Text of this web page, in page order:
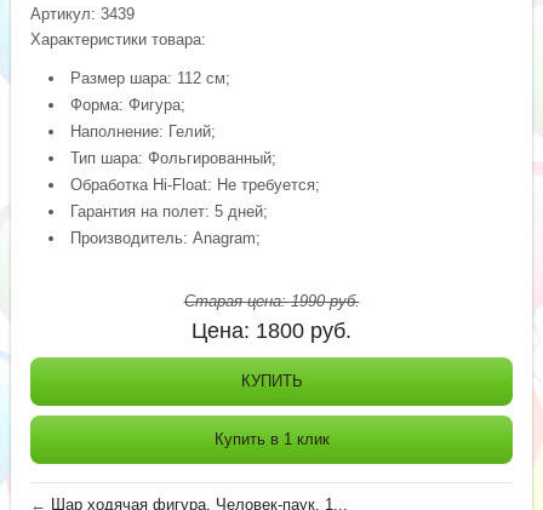
Артикул:3439
Характеристики товара:
Размер шара: 112 см;
Форма: Фигура;
Наполнение: Гелий;
Тип шара: Фольгированный;
Обработка Hi-Float: Не требуется;
Гарантия на полет: 5 дней;
Производитель: Anagram;
Старая цена:1990руб.
Цена: 1800 руб.
КУПИТЬ
Купить в 1 клик
← Шар ходячая фигура, Человек-паук, 1...